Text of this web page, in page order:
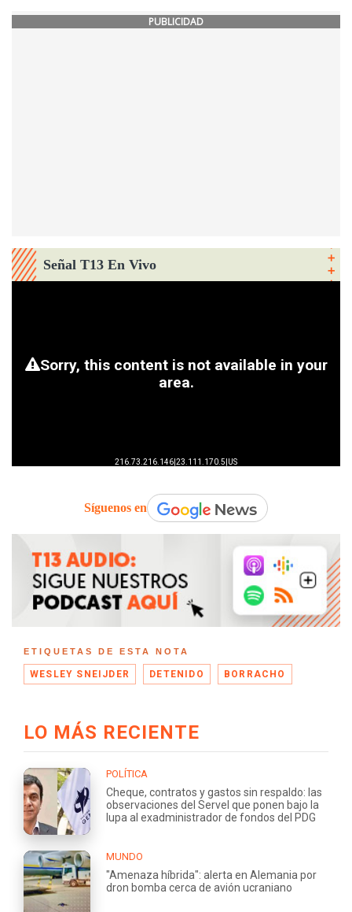
PUBLICIDAD
Señal T13 En Vivo
Síguenos en
ETIQUETAS DE ESTA NOTA
WESLEY SNEIJDER DETENIDO BORRACHO
LO MÁS RECIENTE
POLÍTICA
Cheque, contratos y gastos sin respaldo: las
observaciones del Servel que ponen bajo la
lupa al exadministrador de fondos del PDG
MUNDO
"Amenaza híbrida": alerta en Alemania por
dron bomba cerca de avión ucraniano